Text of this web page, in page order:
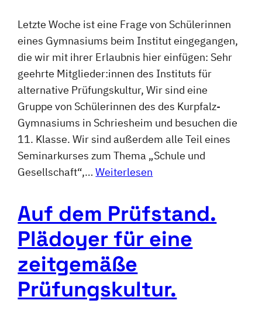
Letzte Woche ist eine Frage von Schülerinnen
eines Gymnasiums beim Institut eingegangen,
die wir mit ihrer Erlaubnis hier einfügen: Sehr
geehrte Mitglieder:innen des Instituts für
alternative Prüfungskultur, Wir sind eine
Gruppe von Schülerinnen des des Kurpfalz-
Gymnasiums in Schriesheim und besuchen die
11. Klasse. Wir sind außerdem alle Teil eines
Seminarkurses zum Thema „Schule und
Gesellschaft“,…Weiterlesen
Auf dem Prüfstand.
Plädoyer für eine
zeitgemäße
Prüfungskultur.